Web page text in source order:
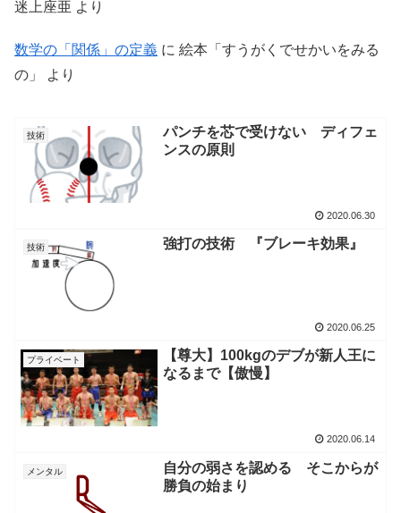
迷上座亜 より
数学の「関係」の定義 に 絵本「すうがくでせかいをみる
の」
より
技術
パンチを芯で受けない ディフェ
ンスの原則
2020.06.30
技術 強打の技術 『ブレーキ効果』
2020.06.25
プライベート
【尊大】100kgのデブが新人王に
なるまで【傲慢】
2020.06.14
メンタル
自分の弱さを認める そこからが
勝負の始まり